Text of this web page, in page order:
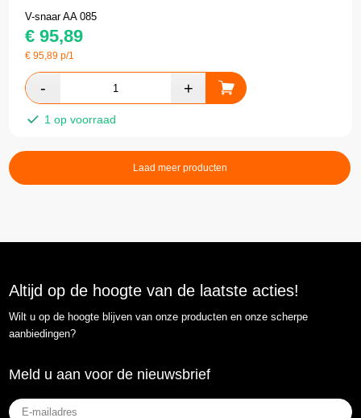
V-snaar AA 085
€ 95,89
€95,89 p/1
1 op voorraad
Laad meer producten
Altijd op de hoogte van de laatste acties!
Wilt u op de hoogte blijven van onze producten en onze scherpe
aanbiedingen?
Meld u aan voor de nieuwsbrief
E-